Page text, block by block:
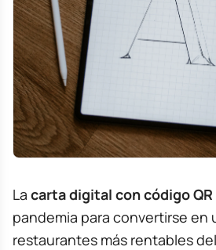
La carta digital con código QR
pandemia para convertirse en
restaurantes más rentables